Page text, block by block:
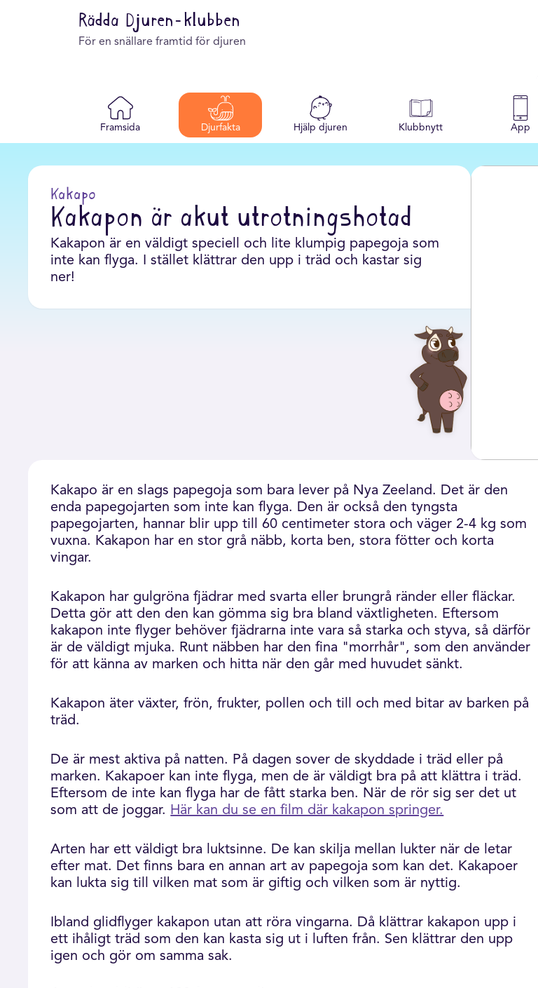
Rädda Djuren-klubben
För en snällare framtid för djuren
Framsida Djurfakta Hjälp djuren Klubbnytt App
Kakapo
Kakapon är akut utrotningshotad
Kakapon är en väldigt speciell och lite klumpig papegoja som
inte kan flyga. I stället klättrar den upp i träd och kastar sig
ner!
Kakapo är en slags papegoja som bara lever på Nya Zeeland. Det är den
enda papegojarten som inte kan flyga. Den är också den tyngsta
papegojarten, hannar blir upp till 60 centimeter stora och väger 2-4 kg som
vuxna. Kakapon har en stor grå näbb, korta ben, stora fötter och korta
vingar.
Kakapon har gulgröna fjädrar med svarta eller brungrå ränder eller fläckar.
Detta gör att den den kan gömma sig bra bland växtligheten. Eftersom
kakapon inte flyger behöver fjädrarna inte vara så starka och styva, så därför
är de väldigt mjuka. Runt näbben har den fina "morrhår", som den använder
för att känna av marken och hitta när den går med huvudet sänkt.
Kakapon äter växter, frön, frukter, pollen och till och med bitar av barken på
träd.
De är mest aktiva på natten. På dagen sover de skyddade i träd eller på
marken. Kakapoer kan inte flyga, men de är väldigt bra på att klättra i träd.
Eftersom de inte kan flyga har de fått starka ben. När de rör sig ser det ut
som att de joggar. Här kan du se en film där kakapon springer.
Arten har ett väldigt bra luktsinne. De kan skilja mellan lukter när de letar
efter mat. Det finns bara en annan art av papegoja som kan det. Kakapoer
kan lukta sig till vilken mat som är giftig och vilken som är nyttig.
Ibland glidflyger kakapon utan att röra vingarna. Då klättrar kakapon upp i
ett ihåligt träd som den kan kasta sig ut i luften från. Sen klättrar den upp
igen och gör om samma sak.